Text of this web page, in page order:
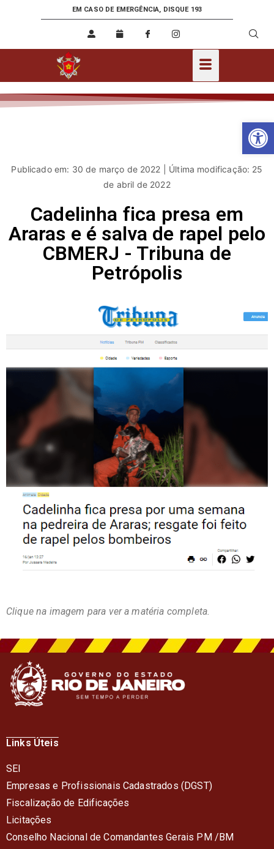
EM CASO DE EMERGÊNCIA, DISQUE 193
Publicado em: 30 de março de 2022 | Última modificação: 25
de abril de 2022
Cadelinha fica presa em
Araras e é salva de rapel pelo
CBMERJ - Tribuna de
Petrópolis
Clique na imagem para ver a matéria completa.
Links Úteis
SEI
Empresas e Profissionais Cadastrados (DGST)
Fiscalização de Edificações
Licitações
Conselho Nacional de Comandantes Gerais PM /BM